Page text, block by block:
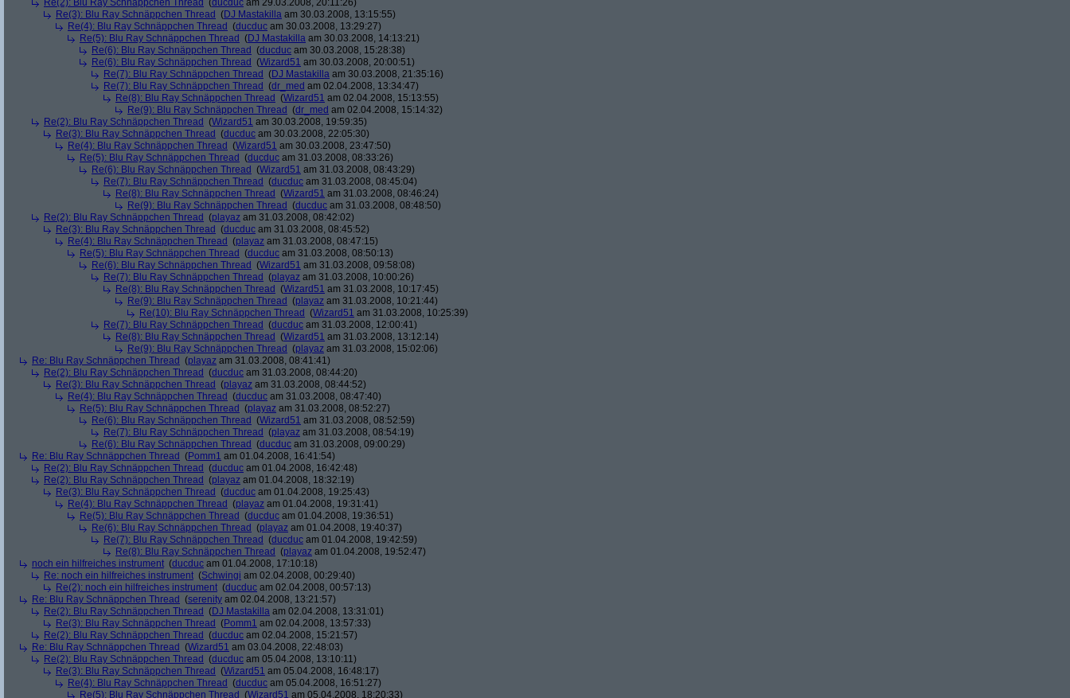
Re(2): Blu Ray Schnäppchen Thread (ducduc am 29.03.2008, 20:11:26)
Re(3): Blu Ray Schnäppchen Thread (DJ Mastakilla am 30.03.2008, 13:15:55)
Re(4): Blu Ray Schnäppchen Thread (ducduc am 30.03.2008, 13:29:27)
Re(5): Blu Ray Schnäppchen Thread (DJ Mastakilla am 30.03.2008, 14:13:21)
Re(6): Blu Ray Schnäppchen Thread (ducduc am 30.03.2008, 15:28:38)
Re(6): Blu Ray Schnäppchen Thread (Wizard51 am 30.03.2008, 20:00:51)
Re(7): Blu Ray Schnäppchen Thread (DJ Mastakilla am 30.03.2008, 21:35:16)
Re(7): Blu Ray Schnäppchen Thread (dr_med am 02.04.2008, 13:34:47)
Re(8): Blu Ray Schnäppchen Thread (Wizard51 am 02.04.2008, 15:13:55)
Re(9): Blu Ray Schnäppchen Thread (dr_med am 02.04.2008, 15:14:32)
Re(2): Blu Ray Schnäppchen Thread (Wizard51 am 30.03.2008, 19:59:35)
Re(3): Blu Ray Schnäppchen Thread (ducduc am 30.03.2008, 22:05:30)
Re(4): Blu Ray Schnäppchen Thread (Wizard51 am 30.03.2008, 23:47:50)
Re(5): Blu Ray Schnäppchen Thread (ducduc am 31.03.2008, 08:33:26)
Re(6): Blu Ray Schnäppchen Thread (Wizard51 am 31.03.2008, 08:43:29)
Re(7): Blu Ray Schnäppchen Thread (ducduc am 31.03.2008, 08:45:04)
Re(8): Blu Ray Schnäppchen Thread (Wizard51 am 31.03.2008, 08:46:24)
Re(9): Blu Ray Schnäppchen Thread (ducduc am 31.03.2008, 08:48:50)
Re(2): Blu Ray Schnäppchen Thread (playaz am 31.03.2008, 08:42:02)
Re(3): Blu Ray Schnäppchen Thread (ducduc am 31.03.2008, 08:45:52)
Re(4): Blu Ray Schnäppchen Thread (playaz am 31.03.2008, 08:47:15)
Re(5): Blu Ray Schnäppchen Thread (ducduc am 31.03.2008, 08:50:13)
Re(6): Blu Ray Schnäppchen Thread (Wizard51 am 31.03.2008, 09:58:08)
Re(7): Blu Ray Schnäppchen Thread (playaz am 31.03.2008, 10:00:26)
Re(8): Blu Ray Schnäppchen Thread (Wizard51 am 31.03.2008, 10:17:45)
Re(9): Blu Ray Schnäppchen Thread (playaz am 31.03.2008, 10:21:44)
Re(10): Blu Ray Schnäppchen Thread (Wizard51 am 31.03.2008, 10:25:39)
Re(7): Blu Ray Schnäppchen Thread (ducduc am 31.03.2008, 12:00:41)
Re(8): Blu Ray Schnäppchen Thread (Wizard51 am 31.03.2008, 13:12:14)
Re(9): Blu Ray Schnäppchen Thread (playaz am 31.03.2008, 15:02:06)
Re: Blu Ray Schnäppchen Thread (playaz am 31.03.2008, 08:41:41)
Re(2): Blu Ray Schnäppchen Thread (ducduc am 31.03.2008, 08:44:20)
Re(3): Blu Ray Schnäppchen Thread (playaz am 31.03.2008, 08:44:52)
Re(4): Blu Ray Schnäppchen Thread (ducduc am 31.03.2008, 08:47:40)
Re(5): Blu Ray Schnäppchen Thread (playaz am 31.03.2008, 08:52:27)
Re(6): Blu Ray Schnäppchen Thread (Wizard51 am 31.03.2008, 08:52:59)
Re(7): Blu Ray Schnäppchen Thread (playaz am 31.03.2008, 08:54:19)
Re(6): Blu Ray Schnäppchen Thread (ducduc am 31.03.2008, 09:00:29)
Re: Blu Ray Schnäppchen Thread (Pomm1 am 01.04.2008, 16:41:54)
Re(2): Blu Ray Schnäppchen Thread (ducduc am 01.04.2008, 16:42:48)
Re(2): Blu Ray Schnäppchen Thread (playaz am 01.04.2008, 18:32:19)
Re(3): Blu Ray Schnäppchen Thread (ducduc am 01.04.2008, 19:25:43)
Re(4): Blu Ray Schnäppchen Thread (playaz am 01.04.2008, 19:31:41)
Re(5): Blu Ray Schnäppchen Thread (ducduc am 01.04.2008, 19:36:51)
Re(6): Blu Ray Schnäppchen Thread (playaz am 01.04.2008, 19:40:37)
Re(7): Blu Ray Schnäppchen Thread (ducduc am 01.04.2008, 19:42:59)
Re(8): Blu Ray Schnäppchen Thread (playaz am 01.04.2008, 19:52:47)
noch ein hilfreiches instrument (ducduc am 01.04.2008, 17:10:18)
Re: noch ein hilfreiches instrument (Schwingi am 02.04.2008, 00:29:40)
Re(2): noch ein hilfreiches instrument (ducduc am 02.04.2008, 00:57:13)
Re: Blu Ray Schnäppchen Thread (serenity am 02.04.2008, 13:21:57)
Re(2): Blu Ray Schnäppchen Thread (DJ Mastakilla am 02.04.2008, 13:31:01)
Re(3): Blu Ray Schnäppchen Thread (Pomm1 am 02.04.2008, 13:57:33)
Re(2): Blu Ray Schnäppchen Thread (ducduc am 02.04.2008, 15:21:57)
Re: Blu Ray Schnäppchen Thread (Wizard51 am 03.04.2008, 22:48:03)
Re(2): Blu Ray Schnäppchen Thread (ducduc am 05.04.2008, 13:10:11)
Re(3): Blu Ray Schnäppchen Thread (Wizard51 am 05.04.2008, 16:48:17)
Re(4): Blu Ray Schnäppchen Thread (ducduc am 05.04.2008, 16:51:27)
Re(5): Blu Ray Schnäppchen Thread (Wizard51 am 05.04.2008, 18:20:33)